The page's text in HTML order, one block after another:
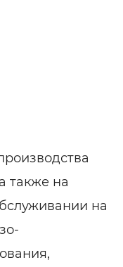
также на
на